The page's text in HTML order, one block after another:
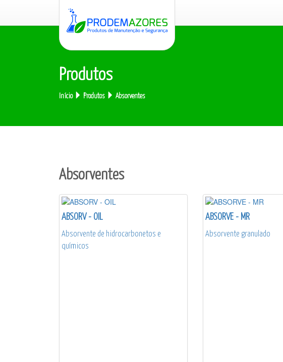
Produtos
Início Produtos Absorventes
Absorventes
ABSORV - OIL
Absorvente de hidrocarbonetos e
químicos
ABSORVE - MR
Absorvente granulado